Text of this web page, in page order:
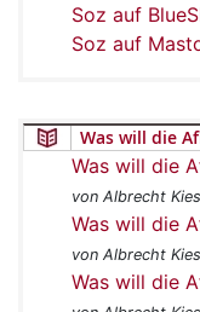
Soz auf
Soz auf
Was will die
Was will die
von Albrecht
Was will die
von Albrecht
Was will die